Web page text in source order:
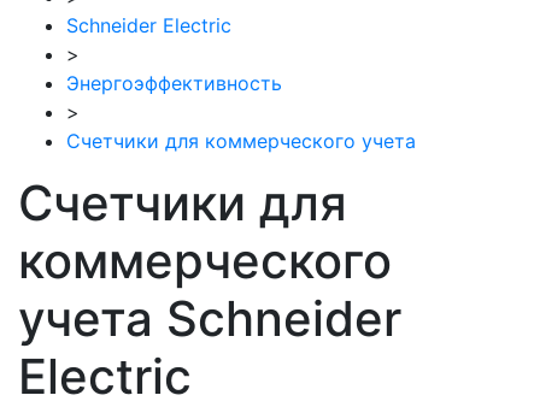
Schneider Electric
>
Энергоэффективность
>
Счетчики для коммерческого учета
Счетчики для
коммерческого
учета Schneider
Electric